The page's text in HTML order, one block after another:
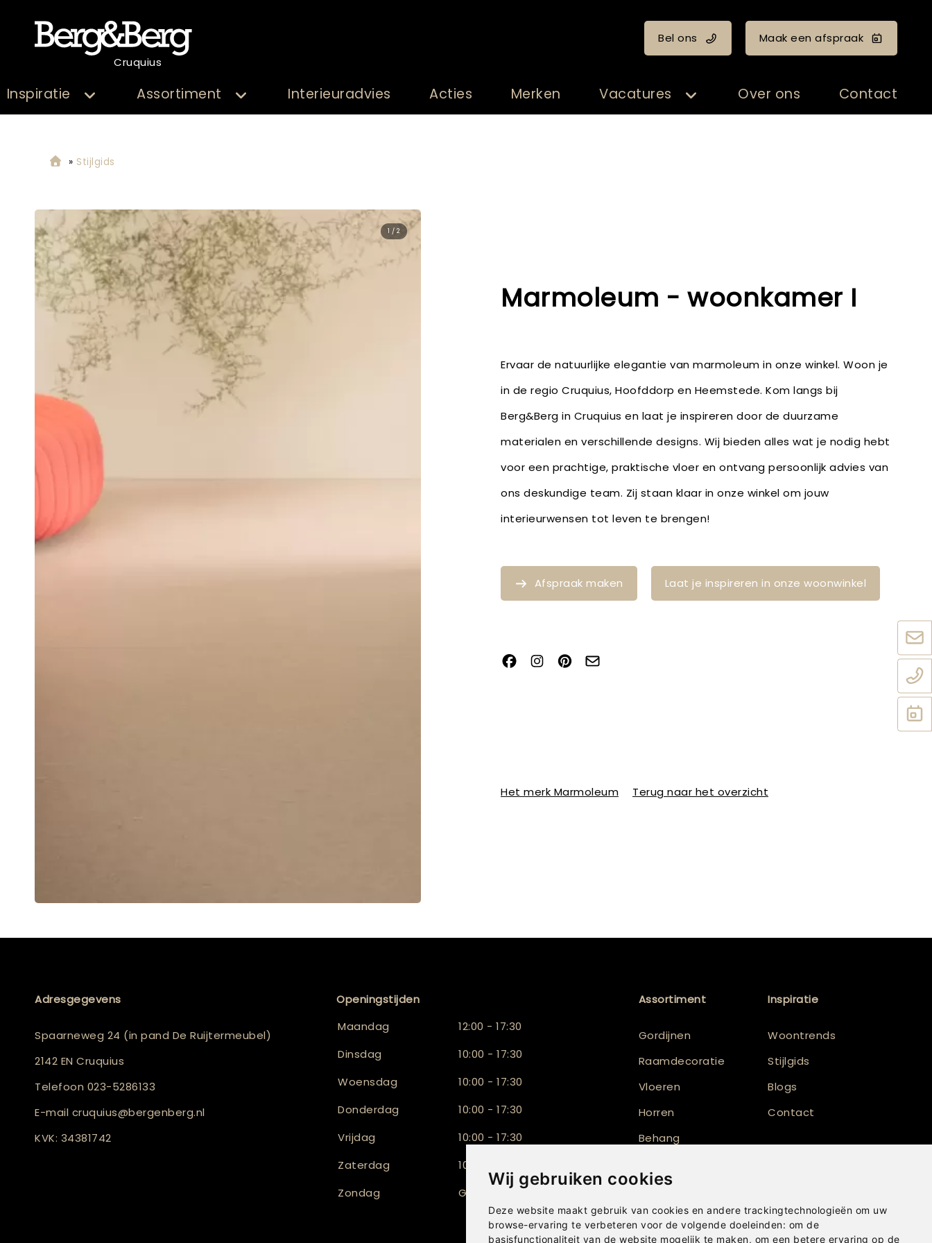
Wij gebruiken cookies
Deze website maakt gebruik van cookies en andere trackingtechnologieën om uw
browse-ervaring te verbeteren voor de volgende doeleinden: om de
basisfunctionaliteit van de website mogelijk te maken, om een betere ervaring op de
Cruquius
Bel ons Maak een afspraak
Inspiratie Assortiment Interieuradvies Acties Merken Vacatures Over ons Contact
» Stijlgids
1 / 2
Marmoleum - woonkamer I
Ervaar de natuurlijke elegantie van marmoleum in onze winkel. Woon je
in de regio Cruquius, Hoofddorp en Heemstede. Kom langs bij
Berg&Berg in Cruquius en laat je inspireren door de duurzame
materialen en verschillende designs. Wij bieden alles wat je nodig hebt
voor een prachtige, praktische vloer en ontvang persoonlijk advies van
ons deskundige team. Zij staan klaar in onze winkel om jouw
interieurwensen tot leven te brengen!
Afspraak maken Laat je inspireren in onze woonwinkel
Het merk Marmoleum Terug naar het overzicht
Adresgegevens
Spaarneweg 24 (in pand De Ruijtermeubel)
2142 EN Cruquius
Telefoon 023-5286133
E-mail cruquius@bergenberg.nl
KVK: 34381742
Openingstijden
Maandag
12:00 - 17:30
Dinsdag
10:00 - 17:30
Woensdag
10:00 - 17:30
Donderdag
10:00 - 17:30
Vrijdag
10:00 - 17:30
Zaterdag
10:00 - 17:00
Zondag
Gesloten
Assortiment
Gordijnen
Raamdecoratie
Vloeren
Horren
Behang
Shutters
Inspiratie
Woontrends
Stijlgids
Blogs
Contact